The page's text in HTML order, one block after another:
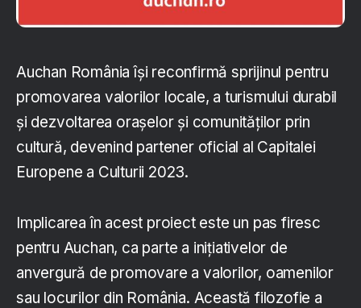
Auchan România își reconfirmă sprijinul pentru
promovarea valorilor locale, a turismului durabil
și dezvoltarea orașelor și comunităților prin
cultură, devenind partener oficial al Capitalei
Europene a Culturii 2023.
Implicarea în acest proiect este un pas firesc
pentru Auchan, ca parte a inițiativelor de
anvergură de promovare a valorilor, oamenilor
sau locurilor din România. Această filozofie a